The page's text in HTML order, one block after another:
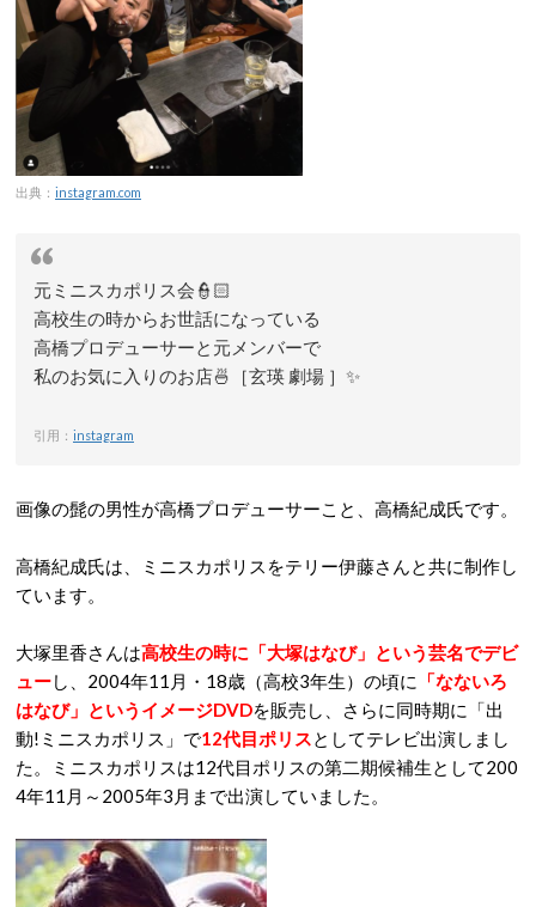
出典： instagram.com
元ミニスカポリス会👮🏻
高校生の時からお世話になっている
高橋プロデューサーと元メンバーで
私のお気に入りのお店🍜［玄瑛 劇場 ］✨
引用： instagram
画像の髭の男性が高橋プロデューサーこと、高橋紀成氏です。
高橋紀成氏は、ミニスカポリスをテリー伊藤さんと共に制作し
ています。
大塚里香さんは高校生の時に「大塚はなび」という芸名でデビ
ューし、2004年11月・18歳（高校3年生）の頃に
「なないろ
はなび」というイメージDVDを販売し、さらに同時期に「出
動!ミニスカポリス」で12代目ポリスとしてテレビ出演しまし
た。ミニスカポリスは12代目ポリスの第二期候補生として200
4年11月～2005年3月まで出演していました。